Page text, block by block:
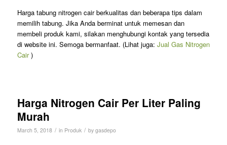
Harga tabung nitrogen cair berkualitas dan beberapa tips dalam
memilih tabung. Jika Anda berminat untuk memesan dan
membeli produk kami, silakan menghubungi kontak yang tersedia
di website ini. Semoga bermanfaat. (Lihat juga: Jual Gas Nitrogen
Cair)
Harga Nitrogen Cair Per Liter Paling
Murah
March 5, 2018 / in Produk / by gasdepo